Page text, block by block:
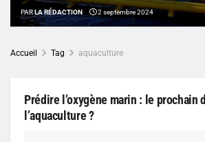
PARLA RÉDACTION 2 septembre 2024
Accueil Tag aquaculture
Prédire l’oxygène marin : le prochain
l’aquaculture ?